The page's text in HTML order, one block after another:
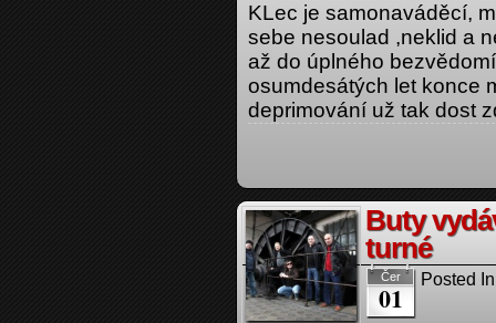
KLec je samonaváděcí,
sebe nesoulad ,neklid a
až do úplného
osumdesátých let konce
deprimování už tak dost
Buty
turné
Čer
01
Posted